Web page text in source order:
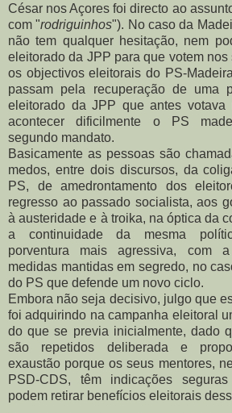
César nos Açores foi directo ao
com "rodriguinhos"). No caso da
não tem qualquer hesitação, nem
eleitorado da JPP para que votem
os objectivos eleitorais do PS-
passam pela recuperação de uma
eleitorado da JPP que antes
acontecer dificilmente o PS
segundo mandato.
Basicamente as pessoas são
medos, entre dois discursos, da
PS, de amedrontamento dos
regresso ao passado socialista, aos
à austeridade e à troika, na óptica da
a continuidade da mesma
porventura mais agressiva, com
medidas mantidas em segredo, no
do PS que defende um novo ciclo.
Embora não seja decisivo, julgo que
foi adquirindo na campanha eleitoral
do que se previa inicialmente, dado
são repetidos deliberada e
exaustão porque os seus mentores,
PSD-CDS, têm indicações
podem retirar benefícios eleitorais